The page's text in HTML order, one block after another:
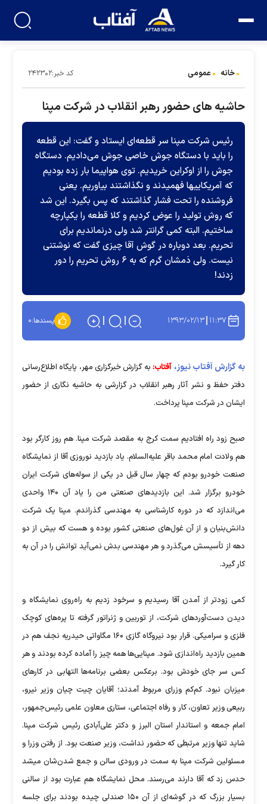
خانه عمومی کد خبر:۲۴۲۳۰۲
حاشیه های حضور رهبر انقلاب در شرکت مپنا
رئیس شرکت مپنا سر قطعه‌ای ایستاد و گفت: این قطعه
را باید با دستگاه جوش خاصی جوش می‌دادیم. دستگاه
جوش را از اوکراین خریدیم. توی هواپیما بار زده بودیم
که آمریکاییها فهمیدند و نگذاشتند بیاوریم. یعنی
فروشنده را تحت فشار گذاشتند که پس بگیرد. این شد
که روش تولید را عوض کردیم و کلا قطعه را یکپارچه
ساختیم. البته کمی گرانتر شد ولی درنماندیم برای
تحریم. بعد دوباره در گوش آقا چیزی گفت که نوشتنی
نیست. ولی دَمشان گرم که به ۶ روش تحریم را دور
زدند!
۱۱:۳۷ ۱۳۹۳/۰۲/۱۳ پسندها:۰
به گزارش آفتاب نیوز، آفتاب: به گزارش خبرگزاری مهر، پايگاه اطلاع‌رسانی
دفتر حفظ و نشر آثار رهبر انقلاب در گزارشی به حاشیه نگاری از حضور
ایشان در شرکت مپنا پرداخت.
صبح زود راه افتادیم سمت کرج به مقصد شرکت مپنا. هم روز کارگر بود
هم ولادت امام محمد باقر علیه‌السلام. یاد بازدید نوروزی آقا از نمایشگاه
صنعت خودرو بودم که چهار سال قبل در یکی از سوله‌های شرکت ایران
خودرو برگزار شد. این بازدیدهای صنعتی من را یاد آن ۱۴۰ واحدی
می‌اندازد که در دوره کارشناسی به مهندسی گذراندم. مپنا یک شرکت
دانش‌بنیان و از آن غول‌های صنعتی کشور بوده و هست که بیش از دو
دهه از تأسیسش می‌گذرد و هر مهندسی بدش نمی‌آید توانش را در آن به
کار گیرد.
کمی زودتر از آمدن آقا رسیدیم و سرخود زدیم به راه‌روی نمایشگاه و
دیدن دست‌آوردهای شرکت، از توربین و ژنراتور گرفته تا پره‌های کوچک
فلزی و سرامیکی. قرار بود نیروگاه گازی ۱۶۰ مگاواتی حیدریه نجف هم در
همین بازدید راه‌اندازی شود. مپنایی‌ها همه چیز را آماده کرده بودند و هر
کس سر جای خودش بود. برعکس بعضی برنامه‌ها التهابی در کارهای
میزبان نبود. کم‌کم وزرای مربوط آمدند؛ آقایان چیت چیان وزیر نیرو،
ربیعی وزیر تعاون، کار و رفاه اجتماعی، ستاری معاون علمی رئیس‌جمهور،
امام جمعه و استاندار استان البرز و دکتر علی‌آبادی رئیس شرکت مپنا.
شاید تنها وزیر مرتبطی که حضور نداشت، وزیر صنعت بود. از رفتن وزرا و
مسئولین شرکت مپنا به سمت در ورودی سالن و جمع شدن‌شان می­شد
حدس زد که آقا دارند می‌رسند. محل نمایشگاه هم عبارت بود از سالنی
بسیار بزرگ که در گوشه‌ای از آن ۱۵۰ صندلی چیده بودند برای جلسه